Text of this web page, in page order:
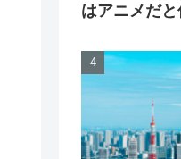
はアニメだ